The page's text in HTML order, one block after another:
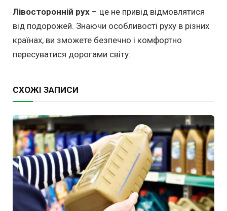
Лівосторонній рух – це не привід відмовлятися
від подорожей. Знаючи особливості руху в різних
країнах, ви зможете безпечно і комфортно
пересуватися дорогами світу.
СХОЖІ ЗАПИСИ